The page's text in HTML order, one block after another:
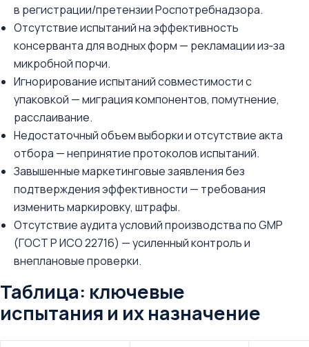
в регистрации/претензии Роспотребнадзора.
Отсутствие испытаний на эффективность
консерванта для водных форм — рекламации из‑за
микробной порчи.
Игнорирование испытаний совместимости с
упаковкой — миграция компонентов, помутнение,
расслаивание.
Недостаточный объем выборки и отсутствие акта
отбора — непринятие протоколов испытаний.
Завышенные маркетинговые заявления без
подтверждения эффективности — требования
изменить маркировку, штрафы.
Отсутствие аудита условий производства по GMP
(ГОСТ Р ИСО 22716) — усиленный контроль и
внеплановые проверки.
Таблица: ключевые
испытания и их назначение